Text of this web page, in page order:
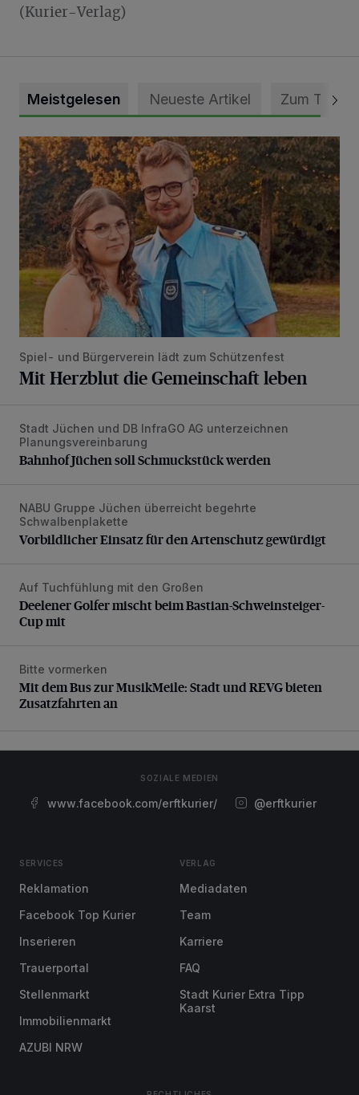
(Kurier-Verlag)
Meistgelesen Neueste Artikel Zum Thema
Mit Herzblut die Gemeinschaft leben
Spiel- und Bürgerverein lädt zum Schützenfest
Mit Herzblut die Gemeinschaft leben
Bahnhof Jüchen soll Schmuckstück werden
Stadt Jüchen und DB InfraGO AG unterzeichnen
Planungsvereinbarung
Bahnhof Jüchen soll Schmuckstück werden
Vorbildlicher Einsatz für den Artenschutz gewürdigt
NABU Gruppe Jüchen überreicht begehrte
Schwalbenplakette
Vorbildlicher Einsatz für den Artenschutz gewürdigt
Deelener Golfer mischt beim Bastian-Schweinsteiger-
Auf Tuchfühlung mit den Großen
Deelener Golfer mischt beim Bastian-Schweinsteiger-
Cup mit
Mit dem Bus zur MusikMeile: Stadt und REVG bieten
Bitte vormerken
Mit dem Bus zur MusikMeile: Stadt und REVG bieten
Zusatzfahrten an
SOZIALE MEDIEN
www.facebook.com/erftkurier/ @erftkurier
SERVICES
Reklamation
Facebook Top Kurier
Inserieren
Trauerportal
Stellenmarkt
Immobilienmarkt
AZUBI NRW
VERLAG
Mediadaten
Team
Karriere
FAQ
Stadt Kurier Extra Tipp
Kaarst